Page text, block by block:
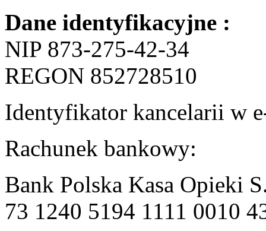
Dane identyfikacyjne :
NIP 873-275-42-34
REGON 852728510
Identyfikator kancelarii w
Rachunek bankowy:
Bank Polska Kasa Opieki
73 1240 5194 1111 0010